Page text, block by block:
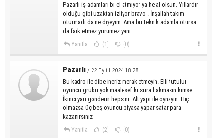
Pazarlı iş adamları bı el atmıyor ya helal olsun. Yıllardır
olduğu gibi uzaktan izliyor bravo . İnşallah takım
oturmadı da ne diyeyim. Ama bu teknik adamla otursa
da fark etmez yürümez yani
Yanıtla (1) (0)
Pazarlı / 22 Eylül 2024 18:28
Bu kadro ile dibe ineriz merak etmeyin. Elli tutulur
oyuncu grubu yok maalesef kusura bakmasın kimse.
İkinci yarı gönderin hepsini. Alt yapı ile oynayın. Hiç
olmazsa üç beş oyuncu piyasa yapar satar para
kazanırsınız
Yanıtla (2) (0)